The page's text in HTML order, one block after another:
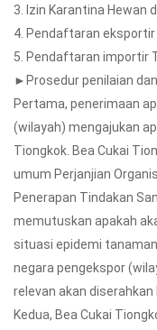
3. Izin Karantina Hewan
4. Pendaftaran eksportir
5. Pendaftaran importir
►Prosedur penilaian
Pertama, penerimaan
(wilayah) mengajukan
Tiongkok. Bea Cukai
umum Perjanjian
Penerapan Tindakan
memutuskan apakah
situasi epidemi
negara pengekspor
relevan akan
Kedua, Bea Cukai